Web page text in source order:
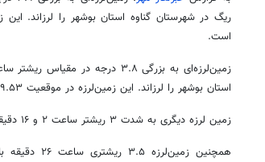
است.
استان بوشهر را لرزاند. این زمین‌لرزه در موقعیت ۲۹.۵۳ شمالی و ۵۰.۶۷ شرقی ثبت شده است.
زمین لرزه دیگری به شدت ۳ ریشتر ساعت ۲ و ۱۶ دقیقه بامداد بندر ریگ را لرزاند.
همچنین